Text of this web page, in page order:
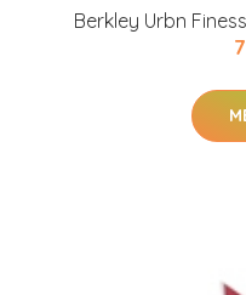
Berkley Urbn